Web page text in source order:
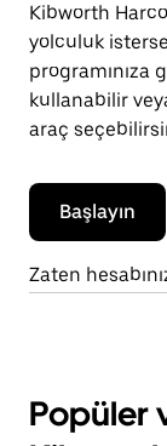
Kibworth
yolculuk
programınıza
kullanabilir
araç
Başlayın
Zaten
Popüler